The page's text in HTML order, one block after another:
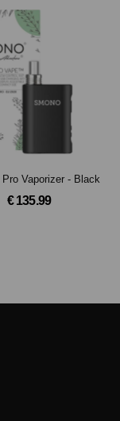
Vaporizer - Black
€ 135.99